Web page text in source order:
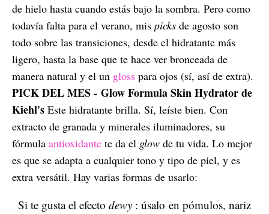
de hielo hasta cuando estás bajo la sombra. Pero como
todavía falta para el verano, mis picks de agosto son
todo sobre las transiciones, desde el hidratante más
ligero, hasta la base que te hace ver bronceada de
manera natural y el un gloss para ojos (sí, así de extra).
PICK DEL MES - Glow Formula Skin Hydrator de
Kiehl's Este hidratante brilla. Sí, leíste bien. Con
extracto de granada y minerales iluminadores, su
fórmula antioxidante te da el glow de tu vida. Lo mejor
es que se adapta a cualquier tono y tipo de piel, y es
extra versátil. Hay varias formas de usarlo:
Si te gusta el efecto dewy : úsalo en pómulos, nariz